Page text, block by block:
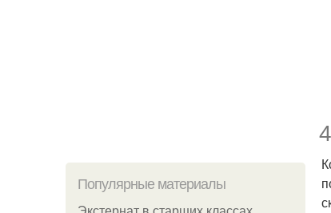
Популярные материалы